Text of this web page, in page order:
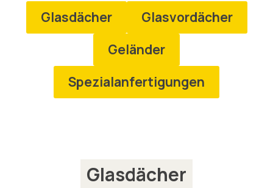
Glasdächer
Glasvordächer
Geländer
Spezialanfertigungen
Glasdächer